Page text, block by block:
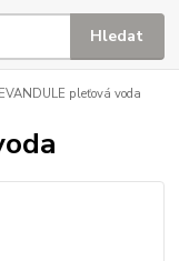
Hledat
pleťová voda